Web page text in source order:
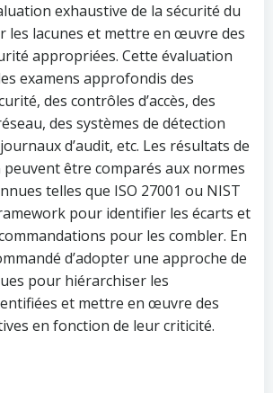
exhaustive de la sécurité du
les lacunes et mettre en œuvre des
appropriées. Cette évaluation
examens approfondis des
des contrôles d’accès, des
des systèmes de détection
d’audit, etc. Les résultats de
être comparés aux normes
telles que ISO 27001 ou NIST
pour identifier les écarts et
pour les combler. En
d’adopter une approche de
pour hiérarchiser les
et mettre en œuvre des
en fonction de leur criticité.